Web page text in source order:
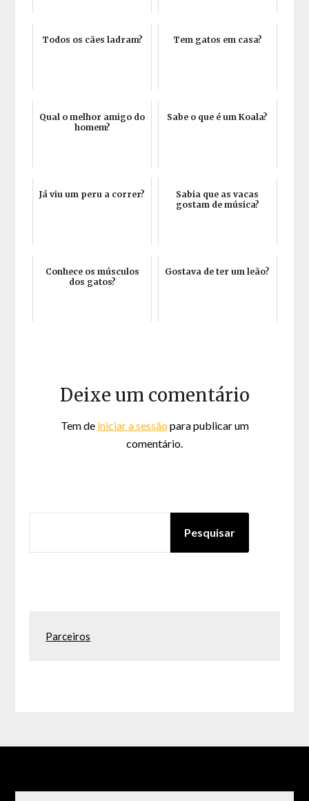
Todos os cães ladram? Tem gatos em casa?
Qual o melhor amigo do
homem?
Sabe o que é um Koala?
Já viu um peru a correr?
Sabia que as vacas
gostam de música?
Conhece os músculos
dos gatos?
Gostava de ter um leão?
Deixe um comentário
Tem de iniciar a sessão para publicar um
comentário.
Pesquisar
Parceiros